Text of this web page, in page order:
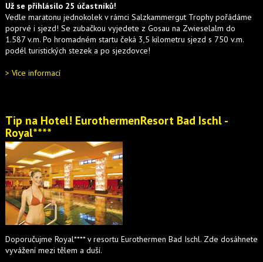
Už se přihlásilo 25 účastníků!
Vedle maratonu jednokolek v rámci Salzkammergut Trophy pořádáme
poprvé i sjezd! Se zubačkou vyjedete z Gosau na Zwieselalm do
1.587 v.m. Po hromadném startu čeká 3,5 kilometru sjezd s 750 v.m.
podél turistických stezek a po sjezdovce!
> Více informací
Tip na Hotel! EurothermenResort Bad Ischl -
Royal****
Doporučujme Royal**** v resortu Eurothermen Bad Ischl. Zde dosáhnete
vyvážení mezi tělem a duší.